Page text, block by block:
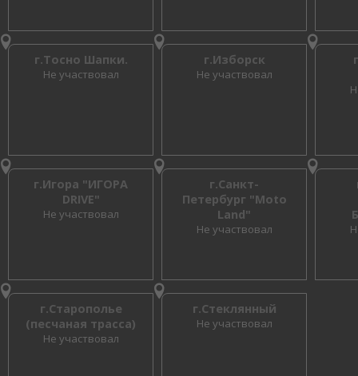
г.Тосно Шапки.
Не участвовал
г.Изборск
Не участвовал
г.Игора "ИГОРА
DRIVE"
Не участвовал
г.Санкт-
Петербург "Moto
Land"
Не участвовал
г.Старополье
(песчаная трасса)
Не участвовал
г.Стеклянный
Не участвовал